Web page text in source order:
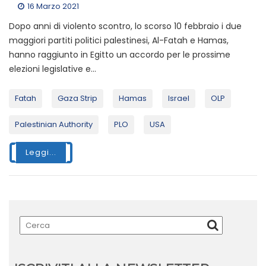
16 Marzo 2021
Dopo anni di violento scontro, lo scorso 10 febbraio i due
maggiori partiti politici palestinesi, Al-Fatah e Hamas,
hanno raggiunto in Egitto un accordo per le prossime
elezioni legislative e...
Fatah Gaza Strip Hamas Israel OLP
Palestinian Authority PLO USA
Leggi...